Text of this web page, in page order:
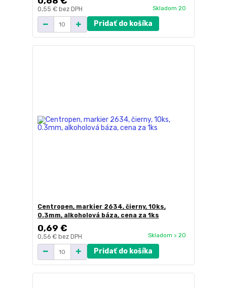
0,55 € bez DPH Skladom 20
Pridať do košíka
Centropen, markier 2634, čierny, 10ks,
0.3mm, alkoholová báza, cena za 1ks
0,69 €
0,56 € bez DPH Skladom > 20
Pridať do košíka